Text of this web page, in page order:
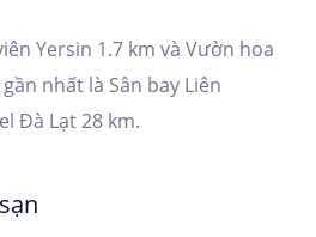
Yersin 1.7 km và Vườn hoa
nhất là Sân bay Liên
Đà Lạt 28 km.